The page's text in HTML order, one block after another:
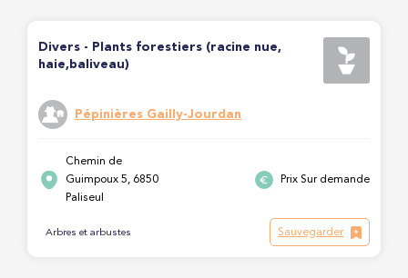
Divers - Plants forestiers (racine nue,
haie,baliveau)
Pépinières Gailly-Jourdan
Chemin de
Guimpoux 5, 6850
Paliseul
Prix Sur demande
Arbres et arbustes Sauvegarder